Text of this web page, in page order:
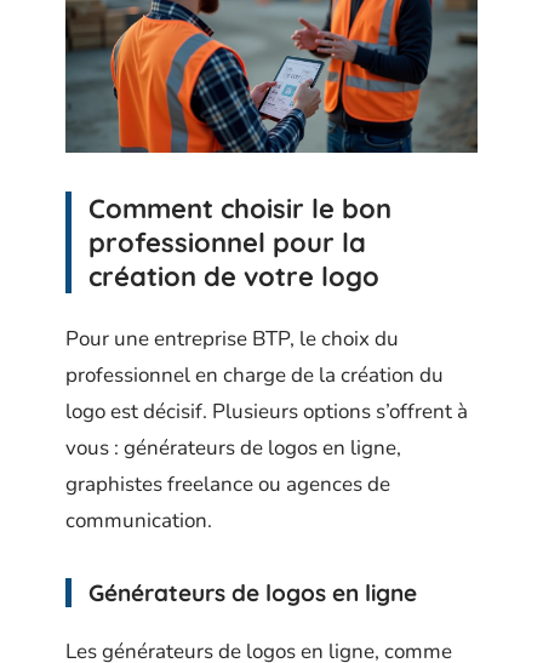
Comment choisir le bon
professionnel pour la
création de votre logo
Pour une entreprise BTP, le choix du
professionnel en charge de la création du
logo est décisif. Plusieurs options s’offrent à
vous : générateurs de logos en ligne,
graphistes freelance ou agences de
communication.
Générateurs de logos en ligne
Les générateurs de logos en ligne, comme